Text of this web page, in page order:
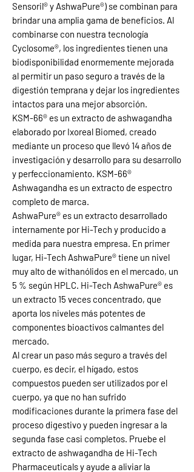
Sensoril® y AshwaPure®) se combinan para
brindar una amplia gama de beneficios. Al
combinarse con nuestra tecnología
Cyclosome®, los ingredientes tienen una
biodisponibilidad enormemente mejorada
al permitir un paso seguro a través de la
digestión temprana y dejar los ingredientes
intactos para una mejor absorción.
KSM-66® es un extracto de ashwagandha
elaborado por Ixoreal Biomed, creado
mediante un proceso que llevó 14 años de
investigación y desarrollo para su desarrollo
y perfeccionamiento. KSM-66®
Ashwagandha es un extracto de espectro
completo de marca.
AshwaPure® es un extracto desarrollado
internamente por Hi-Tech y producido a
medida para nuestra empresa. En primer
lugar, Hi-Tech AshwaPure® tiene un nivel
muy alto de withanólidos en el mercado, un
5 % según HPLC. Hi-Tech AshwaPure® es
un extracto 15 veces concentrado, que
aporta los niveles más potentes de
componentes bioactivos calmantes del
mercado.
Al crear un paso más seguro a través del
cuerpo, es decir, el hígado, estos
compuestos pueden ser utilizados por el
cuerpo, ya que no han sufrido
modificaciones durante la primera fase del
proceso digestivo y pueden ingresar a la
segunda fase casi completos. Pruebe el
extracto de ashwagandha de Hi-Tech
Pharmaceuticals y ayude a aliviar la